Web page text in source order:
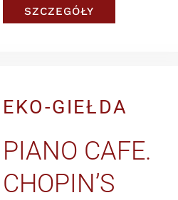
SZCZEGÓŁY
EKO-GIEŁDA
PIANO CAFE.
CHOPIN’S